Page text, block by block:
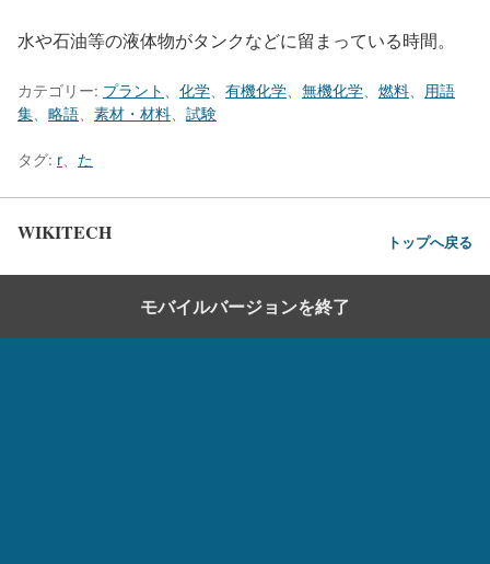
水や石油等の液体物がタンクなどに留まっている時間。
カテゴリー: プラント 化学 有機化学 無機化学 燃料
用語
集
略語 素材・材料 試験
タグ: r た
WIKITECH トップへ戻る
モバイルバージョンを終了